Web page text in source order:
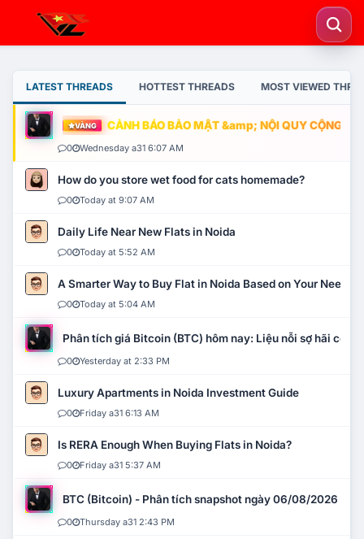
LATEST THREADS HOTTEST THREADS MOST VIEWED
VÀNG CẢNH BÁO BẢO MẬT &amp; NỘI QUY CỘNG
0 Wednesday a31 6:07 AM
How do you store wet food for cats homemade?
0 Today at 9:07 AM
Daily Life Near New Flats in Noida
0 Today at 5:52 AM
A Smarter Way to Buy Flat in Noida Based on Your Needs
0 Today at 5:04 AM
Phân tích giá Bitcoin (BTC) hôm nay: Liệu nỗi sợ hãi có
0 Yesterday at 2:33 PM
Luxury Apartments in Noida Investment Guide
0 Friday a31 6:13 AM
Is RERA Enough When Buying Flats in Noida?
0 Friday a31 5:37 AM
BTC (Bitcoin) - Phân tích snapshot ngày 06/08/2026
0 Thursday a31 2:43 PM